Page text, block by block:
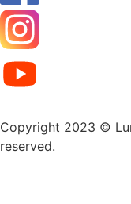
Copyright 2023 ©
reserved.